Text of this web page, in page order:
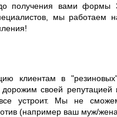
получения вами формы
мы работаем
клиентам в
своей репутацией
устроит. Мы не
(например ваш муж/